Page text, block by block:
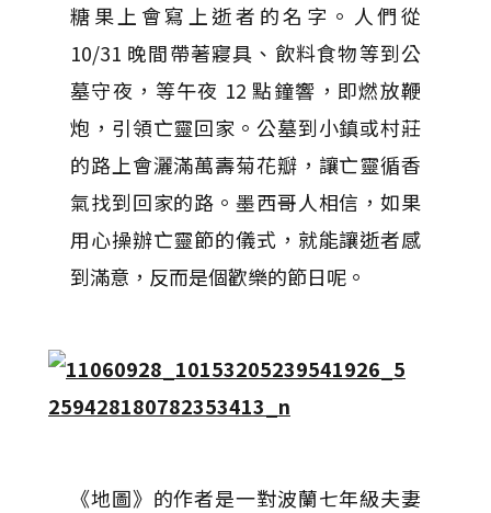
糖果上會寫上逝者的名字。人們從
10/31 晚間帶著寢具、飲料食物等到公
墓守夜，等午夜 12 點鐘響，即燃放鞭
炮，引領亡靈回家。公墓到小鎮或村莊
的路上會灑滿萬壽菊花瓣，讓亡靈循香
氣找到回家的路。墨西哥人相信，如果
用心操辦亡靈節的儀式，就能讓逝者感
到滿意，反而是個歡樂的節日呢。
《地圖》的作者是一對波蘭七年級夫妻